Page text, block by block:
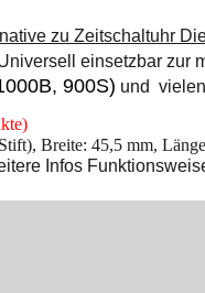
zu Zeitschaltuhr
einsetzbar zur
900S) und
Breite: 45,5 mm,
Infos